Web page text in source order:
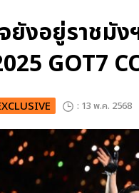
ยังอยู่ราชมั
GOT7
: 13 พ.ค. 2568